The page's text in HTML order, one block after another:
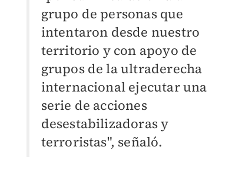
grupo de personas que
intentaron desde nuestro
territorio y con apoyo de
grupos de la ultraderecha
internacional ejecutar una
serie de acciones
desestabilizadoras y
terroristas", señaló.